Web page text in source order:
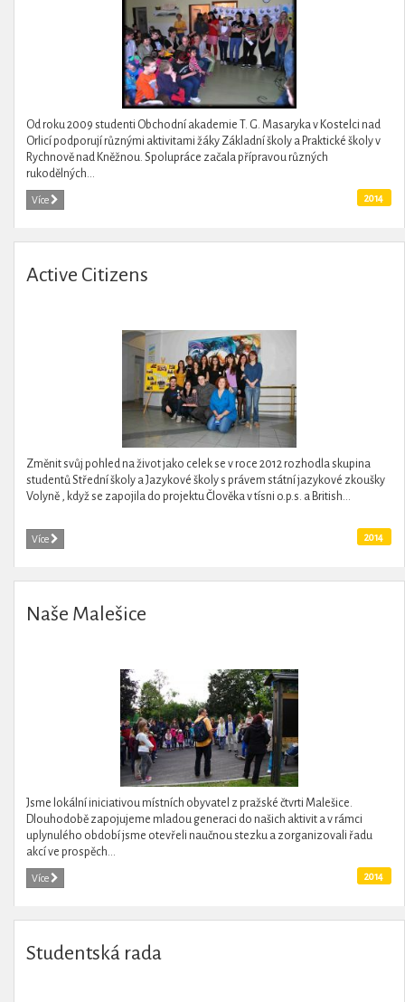
Od roku 2009 studenti Obchodní akademie T. G. Masaryka v Kostelci nad
Orlicí podporují různými aktivitami žáky Základní školy a Praktické školy v
Rychnově nad Kněžnou. Spolupráce začala přípravou různých
rukodělných...
Více 2014
Active Citizens
Změnit svůj pohled na život jako celek se v roce 2012 rozhodla skupina
studentů Střední školy a Jazykové školy s právem státní jazykové zkoušky
Volyně , když se zapojila do projektu Člověka v tísni o.p.s. a British...
Více 2014
Naše Malešice
Jsme lokální iniciativou místních obyvatel z pražské čtvrti Malešice.
Dlouhodobě zapojujeme mladou generaci do našich aktivit a v rámci
uplynulého období jsme otevřeli naučnou stezku a zorganizovali řadu
akcí ve prospěch...
Více 2014
Studentská rada